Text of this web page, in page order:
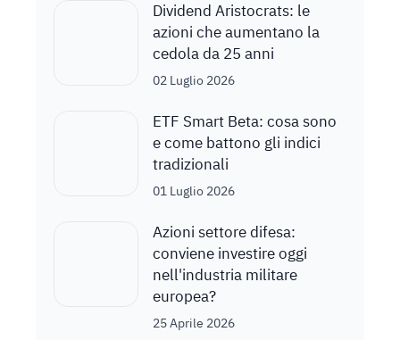
Dividend Aristocrats: le
azioni che aumentano la
cedola da 25 anni
02 Luglio 2026
ETF Smart Beta: cosa sono
e come battono gli indici
tradizionali
01 Luglio 2026
Azioni settore difesa:
conviene investire oggi
nell'industria militare
europea?
25 Aprile 2026